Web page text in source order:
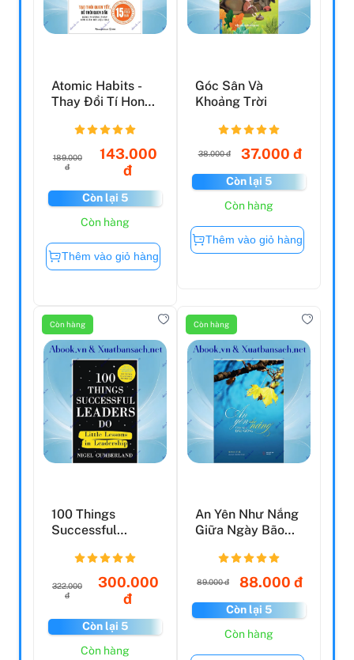
Atomic Habits -
Thay Đổi Tí Hon
189.000
đ
143.000
đ
Còn lại 5
Còn hàng
Thêm vào giỏ hàng
Góc Sân Và
Khoảng Trời
38.000 đ 37.000 đ
Còn lại 5
Còn hàng
Thêm vào giỏ hàng
Còn hàng
100 Things
Successful
322.000
đ
300.000
đ
Còn lại 5
Còn hàng
Còn hàng
An Yên Như Nắng
Giữa Ngày Bão
89.000 đ 88.000 đ
Còn lại 5
Còn hàng